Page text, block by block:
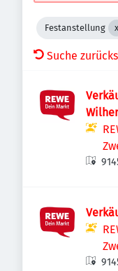
Festanstellung
Suche